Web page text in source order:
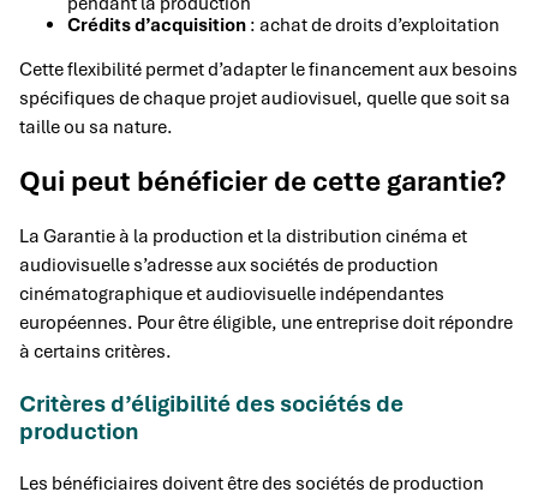
Crédits d’acquisition : achat de droits d’exploitation
Cette flexibilité permet d’adapter le financement aux besoins
spécifiques de chaque projet audiovisuel, quelle que soit sa
taille ou sa nature.
Qui peut bénéficier de cette garantie?
La Garantie à la production et la distribution cinéma et
audiovisuelle s’adresse aux sociétés de production
cinématographique et audiovisuelle indépendantes
européennes. Pour être éligible, une entreprise doit répondre
à certains critères.
Critères d’éligibilité des sociétés de
production
Les bénéficiaires doivent être des sociétés de production